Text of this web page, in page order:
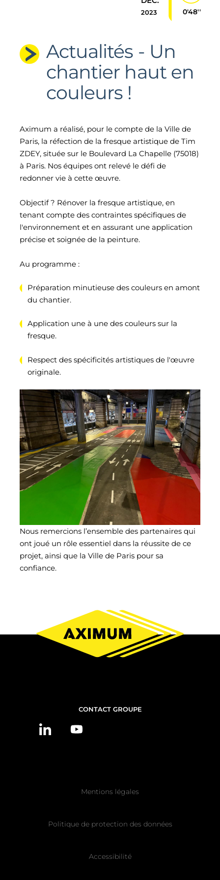
2023 0'48''
Actualités - Un
chantier haut en
couleurs !
Aximum a réalisé, pour le compte de la Ville de
Paris, la réfection de la fresque artistique de Tim
ZDEY, située sur le Boulevard La Chapelle (75018)
à Paris. Nos équipes ont relevé le défi de
redonner vie à cette œuvre.
Objectif ? Rénover la fresque artistique, en
tenant compte des contraintes spécifiques de
l'environnement et en assurant une application
précise et soignée de la peinture.
Au programme :
Préparation minutieuse des couleurs en amont
du chantier.
Application une à une des couleurs sur la
fresque.
Respect des spécificités artistiques de l'œuvre
originale.
Nous remercions l’ensemble des partenaires qui
ont joué un rôle essentiel dans la réussite de ce
projet, ainsi que la Ville de Paris pour sa
confiance.
CONTACT GROUPE
Mentions légales
Politique de protection des données
Accessibilité